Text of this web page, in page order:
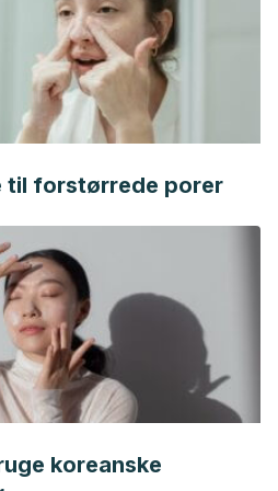
til forstørrede porer
koreanske